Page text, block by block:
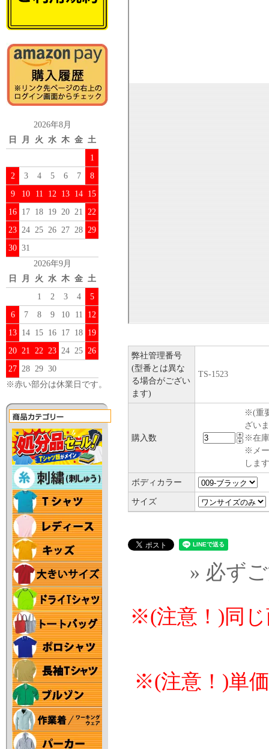
2026年8月
日
月 火 水 木 金 土
1
2
3 4 5 6 7
8
9
10 11 12 13 14 15
16 17 18 19 20 21 22
23 24 25 26 27 28 29
30 31
2026年9月
日
月 火 水 木 金 土
1
2 3 4
5
6
7 8 9 10 11
12
13 14 15 16 17 18 19
20 21 22 23 24 25 26
27 28 29 30
※赤い部分は休業日です。
弊社管理番号
(型番とは異な
る場合がござい
ます)
TS-1523
購入数
※(重
ざい
※在庫
※メー
しま
ボディカラー
サイズ
» 必ず
※(注意！)同
※(注意！)単